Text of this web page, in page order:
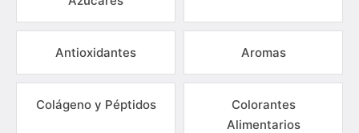
Antioxidantes Aromas
Colágeno y Péptidos
Colorantes
Alimentarios